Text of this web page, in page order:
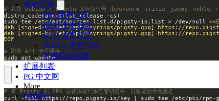
发布记录
PIG 变更记录
RPM 变更日志
DEB 变更日志
INFRA 变更日志
扩展待办列表
扩展列表
PG 中文网
More
English ↗
# 获取 Debian / Ubuntu 发行版代号（bookworm、trixie、jammy、
distro_codename=$(lsb_release -cs )
sudo tee /etc/apt/sources.list.d/pigsty-io.list > /dev/null
EOF
# 刷新 APT 仓库缓存
sudo apt update
# 将 Pigsty 的 GPG 公钥添加到系统密钥链中，以验证软件包签名